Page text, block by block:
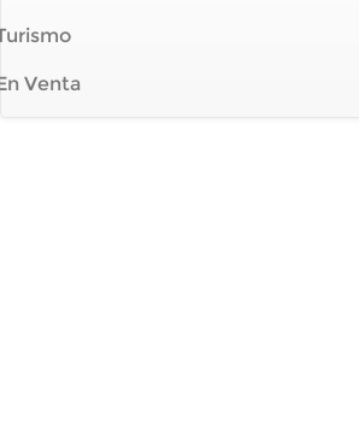
Venta